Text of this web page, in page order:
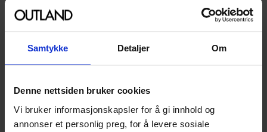
Samtykke Detaljer Om
Denne nettsiden bruker cookies
Vi bruker informasjonskapsler for å gi innhold og
annonser et personlig preg, for å levere sosiale
Spesifikasjoner
Opprinnelsesland :
Serie
Star Wars: Darth Vader by
Greg Pak